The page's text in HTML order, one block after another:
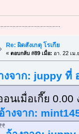
Re: ผิดสังเกตุ โรเกีย
« ตอบกลับ #89 เมื่อ: อา. 22 เม.
งจาก: juppy ที่
อนเมื่อเกี๊ย 0.00
างจาก: